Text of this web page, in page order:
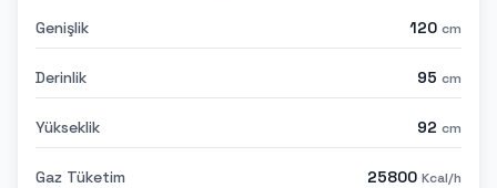
Genişlik 120 cm
Derinlik 95 cm
Yükseklik 92 cm
Gaz Tüketim 25800 Kcal/h